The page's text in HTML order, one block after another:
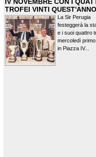
TROFEI VINTI QUEST'ANNO
La Sir Perugia
festeggerà la
e i suoi quattro
mercoledì primo
in Piazza IV...